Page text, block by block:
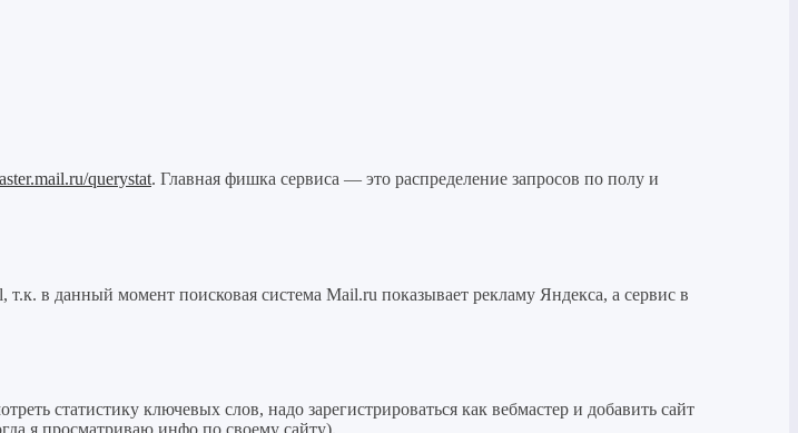
querystat. Главная фишка сервиса — это распределение запросов по полу и
в данный момент поисковая система Mail.ru показывает рекламу Яндекса, а сервис в
статистику ключевых слов, надо зарегистрироваться как вебмастер и добавить сайт
я просматриваю инфо по своему сайту).